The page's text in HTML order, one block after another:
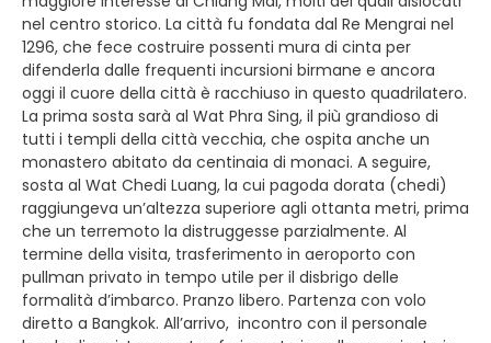
nel centro storico. La città fu fondata dal Re Mengrai nel
1296, che fece costruire possenti mura di cinta per
difenderla dalle frequenti incursioni birmane e ancora
oggi il cuore della città è racchiuso in questo quadrilatero.
La prima sosta sarà al Wat Phra Sing, il più grandioso di
tutti i templi della città vecchia, che ospita anche un
monastero abitato da centinaia di monaci. A seguire,
sosta al Wat Chedi Luang, la cui pagoda dorata (chedi)
raggiungeva un’altezza superiore agli ottanta metri, prima
che un terremoto la distruggesse parzialmente. Al
termine della visita, trasferimento in aeroporto con
pullman privato in tempo utile per il disbrigo delle
formalità d’imbarco. Pranzo libero. Partenza con volo
diretto a Bangkok. All’arrivo, incontro con il personale